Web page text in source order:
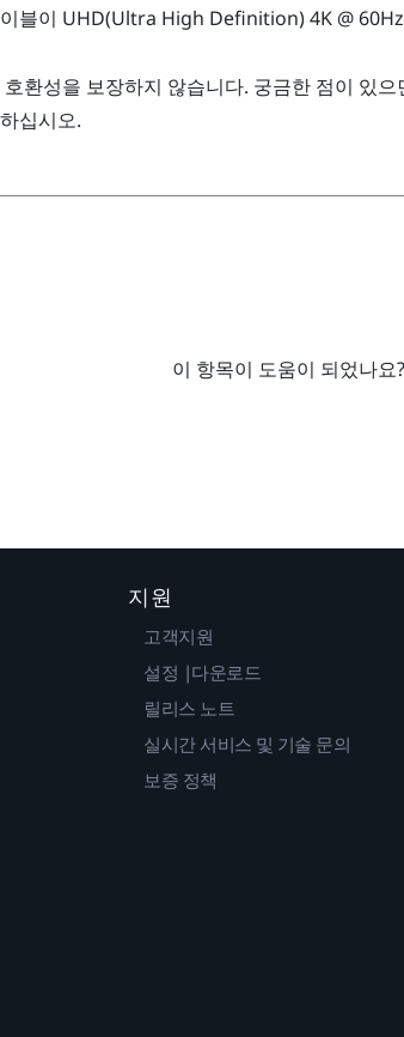
블이 UHD(Ultra High Definition) 4K @
환성을 보장하지 않습니다. 궁금한 점이 있
십시오.
이 항목이 도움이 되었나요?
지원
고객지원
설정 |다운로드
릴리스 노트
실시간 서비스 및 기술 문의
보증 정책